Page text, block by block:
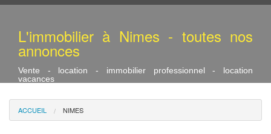
L'immobilier à Nimes - toutes nos
annonces
Vente - location - immobilier professionnel - location
vacances
ACCUEIL NIMES